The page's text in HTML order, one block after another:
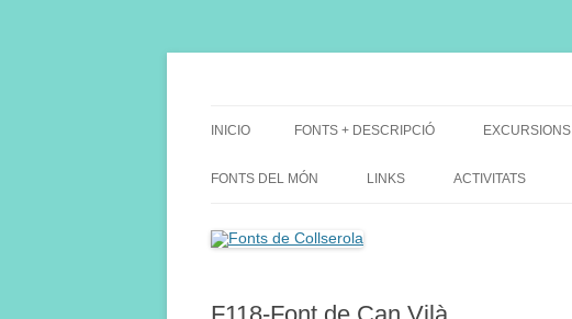
INICIO FONTS + DESCRIPCIÓ EXCURSIONS
DE GRUP
FONTS DEL MÓN LINKS ACTIVITATS